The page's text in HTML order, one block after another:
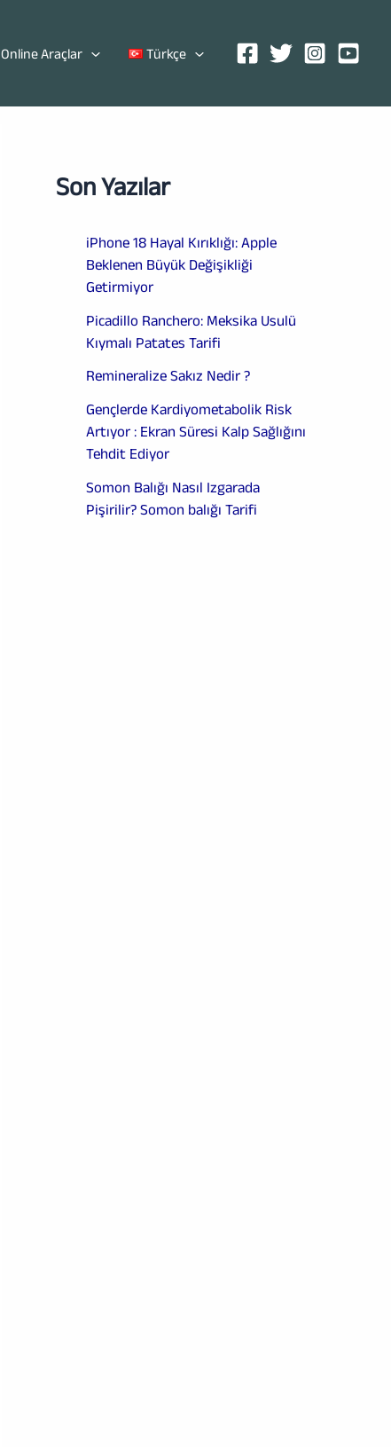
Online Araçlar Türkçe
Son Yazılar
iPhone 18 Hayal Kırıklığı: Apple
Beklenen Büyük Değişikliği
Getirmiyor
Picadillo Ranchero: Meksika Usulü
Kıymalı Patates Tarifi
Remineralize Sakız Nedir ?
Gençlerde Kardiyometabolik Risk
Artıyor : Ekran Süresi Kalp Sağlığını
Tehdit Ediyor
Somon Balığı Nasıl Izgarada
Pişirilir? Somon balığı Tarifi